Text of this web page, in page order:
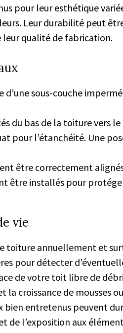
pour leur esthétique
Leur durabilité peut
qualité de fabrication.
d’une sous-couche
du bas de la toiture vers le
pour l’étanchéité. Une
être correctement
être installés pour
vie
toiture annuellement et
pour détecter
de votre toit libre de
la croissance de mousses
bien entretenus peuvent
de l’exposition aux